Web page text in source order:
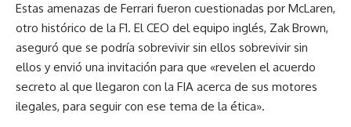
Estas amenazas de Ferrari fueron cuestionadas por McLaren,
otro histórico de la F1. El CEO del equipo inglés, Zak Brown,
aseguró que se podría sobrevivir sin ellos sobrevivir sin
ellos y envió una invitación para que «revelen el acuerdo
secreto al que llegaron con la FIA acerca de sus motores
ilegales, para seguir con ese tema de la ética».